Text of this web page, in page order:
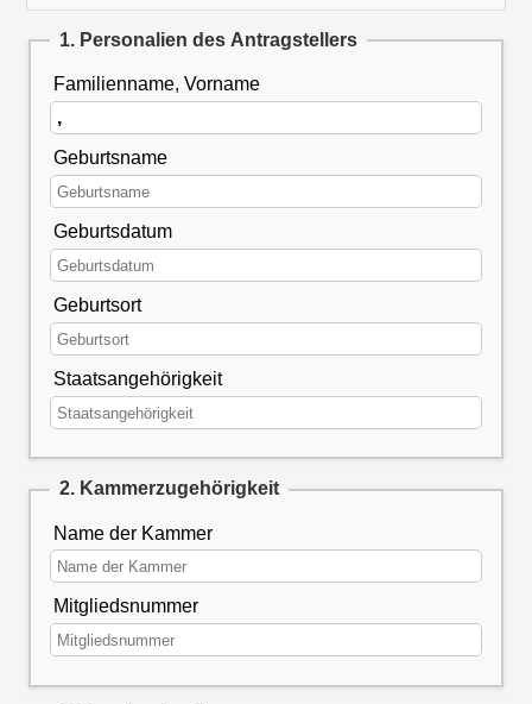
1. Personalien des Antragstellers
Familienname, Vorname
Geburtsname
Geburtsdatum
Geburtsort
Staatsangehörigkeit
2. Kammerzugehörigkeit
Name der Kammer
Mitgliedsnummer